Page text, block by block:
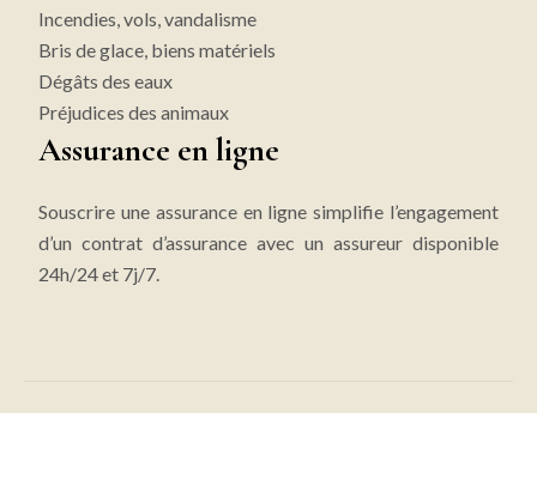
Incendies, vols, vandalisme
Bris de glace, biens matériels
Dégâts des eaux
Préjudices des animaux
Assurance en ligne
Souscrire une assurance en ligne simplifie l’engagement
d’un contrat d’assurance avec un assureur disponible
24h/24 et 7j/7.